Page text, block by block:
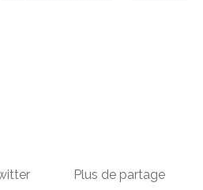
Plus de partage